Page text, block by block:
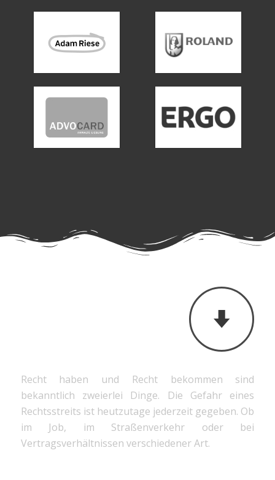
Recht haben und Recht bekommen sind
bekanntlich zweierlei Dinge. Die Gefahr eines
Rechtsstreits ist heutzutage jederzeit gegeben. Ob
im Job, im Straßenverkehr oder bei
Vertragsverhältnissen verschiedener Art.